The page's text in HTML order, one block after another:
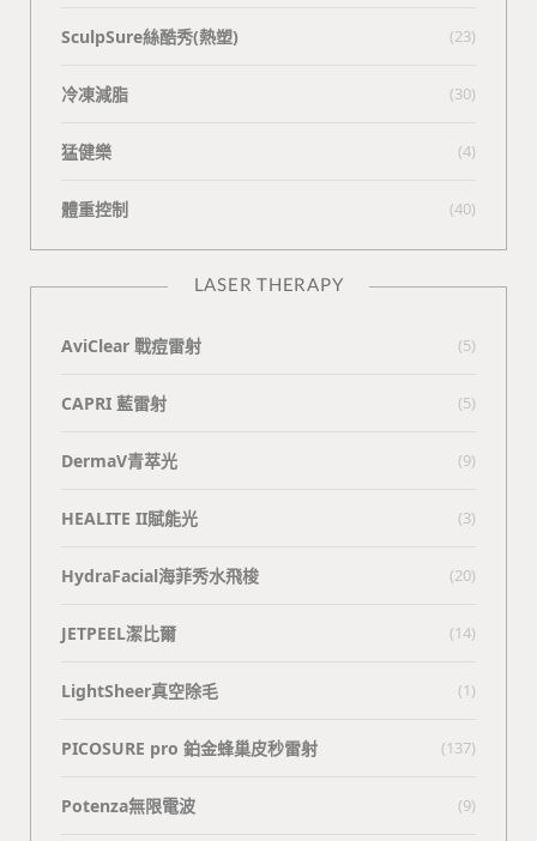
SculpSure絲酷秀(熱塑) (23)
冷凍減脂 (30)
猛健樂 (4)
體重控制 (40)
LASER THERAPY
AviClear 戰痘雷射 (5)
CAPRI 藍雷射 (5)
DermaV青萃光 (9)
HEALITE II賦能光 (3)
HydraFacial海菲秀水飛梭 (20)
JETPEEL潔比爾 (14)
LightSheer真空除毛 (1)
PICOSURE pro 鉑金蜂巢皮秒雷射 (137)
Potenza無限電波 (9)